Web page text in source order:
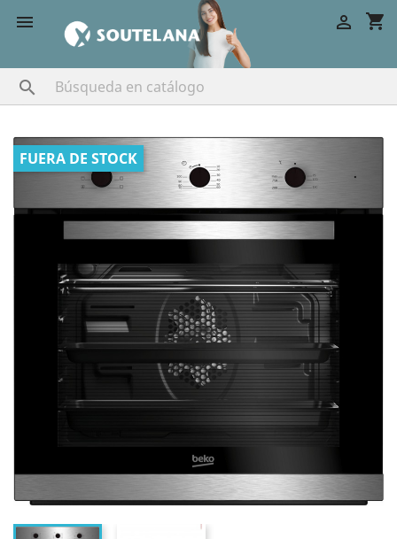
 shopping_cart


FUERA DE STOCK